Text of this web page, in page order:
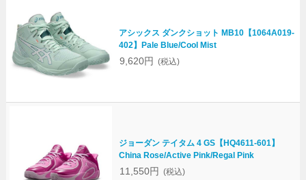
アシックス ダンクショット MB10【1064A019-
402】Pale Blue/Cool Mist
9,620円 (税込)
ジョーダン テイタム 4 GS【HQ4611-601】
China Rose/Active Pink/Regal Pink
11,550円 (税込)